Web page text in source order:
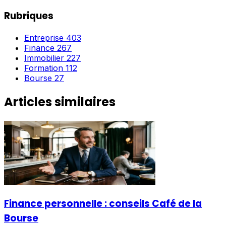
Rubriques
Entreprise 403
Finance 267
Immobilier 227
Formation 112
Bourse 27
Articles similaires
Finance personnelle : conseils Café de la
Bourse